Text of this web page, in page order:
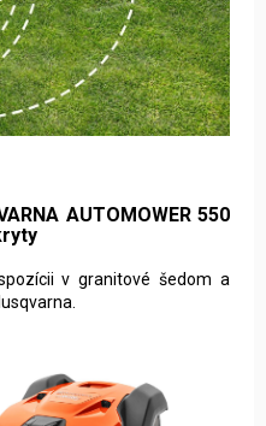
AUTOMOWER 550
v granitové šedom a